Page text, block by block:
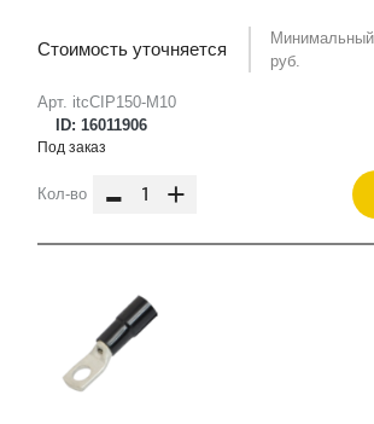
Арт. itcCIP150-M10
ID: 16011906
Стоимость уточняется
Минимальный
руб.
Под заказ
Кол-во - +